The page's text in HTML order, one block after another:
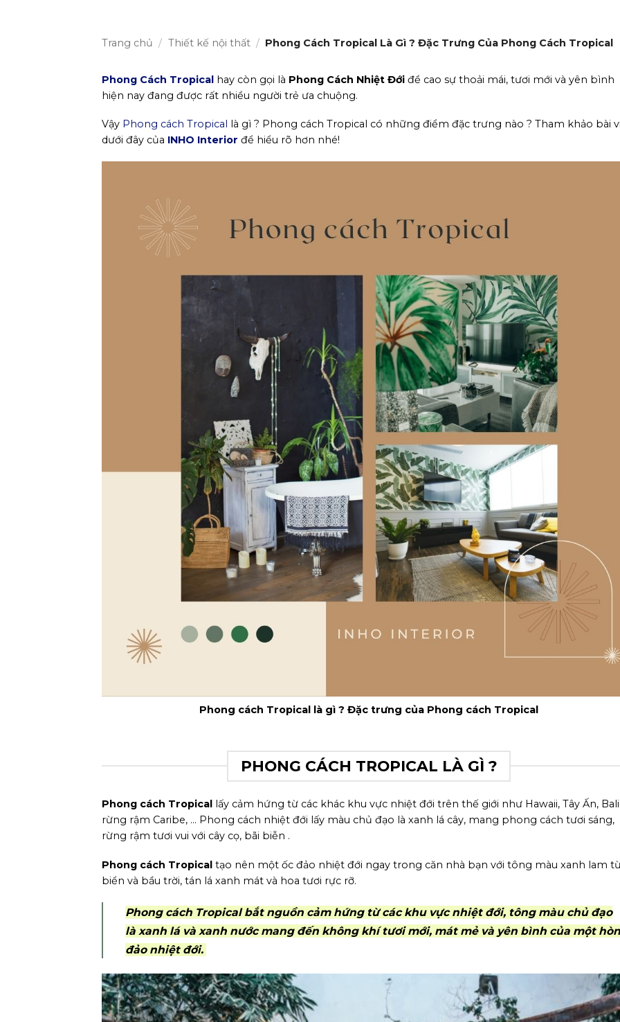
Trang chủ / Thiết kế nội thất / Phong Cách Tropical Là Gì ? Đặc Trưng Của Phong Cách Tropical
Phong Cách Tropical hay còn gọi là Phong Cách Nhiệt Đới đề cao sự thoải mái, tươi mới và yên bình
hiện nay đang được rất nhiều người trẻ ưa chuộng.
Vậy Phong cách Tropical
là gì ? Phong cách Tropical có những điểm đặc trưng nào ? Tham khảo bài
dưới đây của INHO Interior để hiểu rõ hơn nhé!
Phong cách Tropical là gì ? Đặc trưng của Phong cách Tropical
PHONG CÁCH TROPICAL LÀ GÌ ?
Phong cách Tropical lấy cảm hứng từ các khác khu vực nhiệt đới trên thế giới như Hawaii, Tây Ấn,
rừng rậm Caribe, … Phong cách nhiệt đới lấy màu chủ đạo là xanh lá cây, mang phong cách tươi sáng,
rừng rậm tươi vui với cây cọ, bãi biễn .
Phong cách Tropical tạo nên một ốc đảo nhiệt đới ngay trong căn nhà bạn với tông màu xanh lam
biển và bầu trời, tán lá xanh mát và hoa tươi rực rỡ.
Phong cách Tropical bắt nguồn cảm hứng từ các khu vực nhiệt đới, tông màu chủ đạo
là xanh lá và xanh nước mang đến không khí tươi mới, mát mẻ và yên bình của một
đảo nhiệt đới.